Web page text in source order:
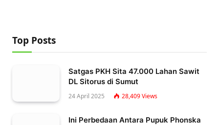
Top Posts
Satgas PKH Sita 47.000 Lahan Sawit
DL Sitorus di Sumut
24 April 2025 28,409Views
Ini Perbedaan Antara Pupuk Phonska